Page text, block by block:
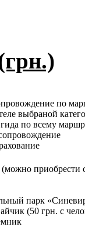
по
выбраной
по всему
приобрести
парк
(50 грн. с